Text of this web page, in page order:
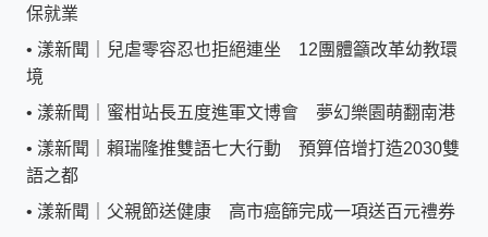
保就業
• 漾新聞｜兒虐零容忍也拒絕連坐 12團體籲改革幼教環
境
• 漾新聞｜蜜柑站長五度進軍文博會 夢幻樂園萌翻南港
• 漾新聞｜賴瑞隆推雙語七大行動 預算倍增打造2030雙
語之都
• 漾新聞｜父親節送健康 高市癌篩完成一項送百元禮券